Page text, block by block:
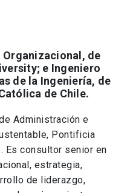
Organizacional, de
e Ingeniero
de la Ingeniería, de
de Chile.
Administración e
Pontificia
Es consultor senior en
estrategia,
de liderazgo,